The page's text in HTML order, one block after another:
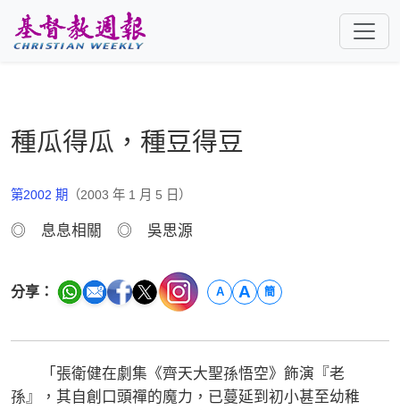
種瓜得瓜，種豆得豆
第2002 期 （2003 年 1 月 5 日）
◎ 息息相關 ◎ 吳思源
分享： A A 簡
「張衛健在劇集《齊天大聖孫悟空》飾演『老
孫』，其自創口頭禪的魔力，已蔓延到初小甚至幼稚